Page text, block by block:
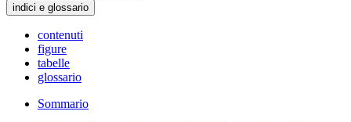
indici e glossario
contenuti
figure
tabelle
glossario
Sommario